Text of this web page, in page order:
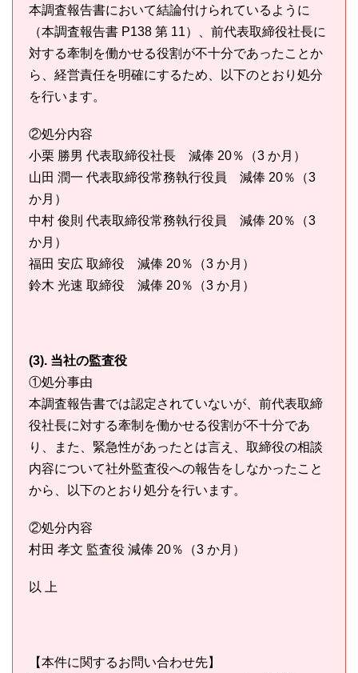
本調査報告書において結論付けられているように
（本調査報告書 P138 第 11）、前代表取締役社長に
対する牽制を働かせる役割が不十分であったことか
ら、経営責任を明確にするため、以下のとおり処分
を行います。
②処分内容
小栗 勝男 代表取締役社長 減俸 20％（3 か月）
山田 潤一 代表取締役常務執行役員 減俸 20％（3
か月）
中村 俊則 代表取締役常務執行役員 減俸 20％（3
か月）
福田 安広 取締役 減俸 20％（3 か月）
鈴木 光速 取締役 減俸 20％（3 か月）
(3). 当社の監査役
①処分事由
本調査報告書では認定されていないが、前代表取締
役社長に対する牽制を働かせる役割が不十分であ
り、また、緊急性があったとは言え、取締役の相談
内容について社外監査役への報告をしなかったこと
から、以下のとおり処分を行います。
②処分内容
村田 孝文 監査役 減俸 20％（3 か月）
以 上
【本件に関するお問い合わせ先】